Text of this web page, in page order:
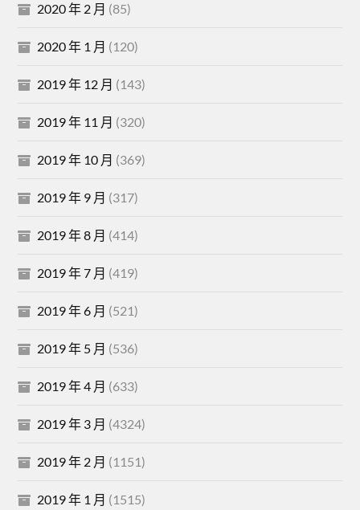
2020 年 2 月 (85)
2020 年 1 月 (120)
2019 年 12 月 (143)
2019 年 11 月 (320)
2019 年 10 月 (369)
2019 年 9 月 (317)
2019 年 8 月 (414)
2019 年 7 月 (419)
2019 年 6 月 (521)
2019 年 5 月 (536)
2019 年 4 月 (633)
2019 年 3 月 (4324)
2019 年 2 月 (1151)
2019 年 1 月 (1515)